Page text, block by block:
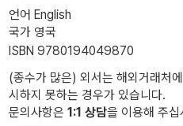
언어 English
국가 영국
ISBN 9780194049870
(종수가 많은) 외서는 해외거래처
시하지 못하는 경우가 있습니다.
문의사항은 1:1 상담을 이용해 주십